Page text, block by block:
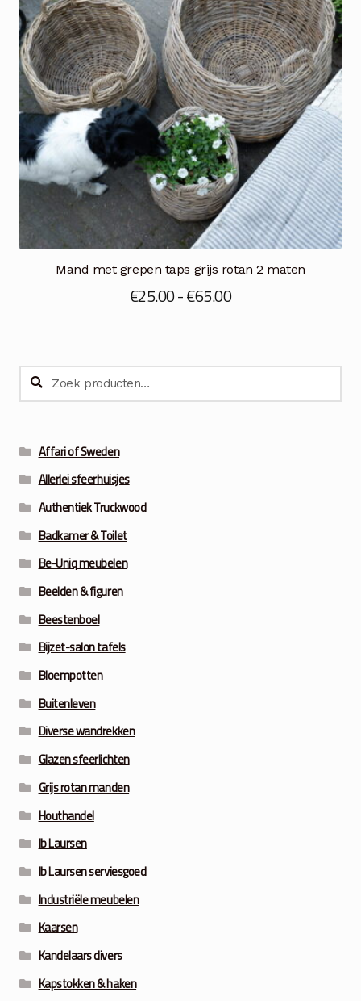
Mand met grepen taps grijs rotan 2 maten
€25.00-€65.00Prijsklasse:
€65.00
Zoeken
naar:
Zoeken
Affari of Sweden
Allerlei sfeerhuisjes
Authentiek Truckwood
Badkamer & Toilet
Be-Uniq meubelen
Beelden & figuren
Beestenboel
Bijzet-salon tafels
Bloempotten
Buitenleven
Diverse wandrekken
Glazen sfeerlichten
Grijs rotan manden
Houthandel
Ib Laursen
Ib Laursen serviesgoed
Industriële meubelen
Kaarsen
Kandelaars divers
Kapstokken & haken